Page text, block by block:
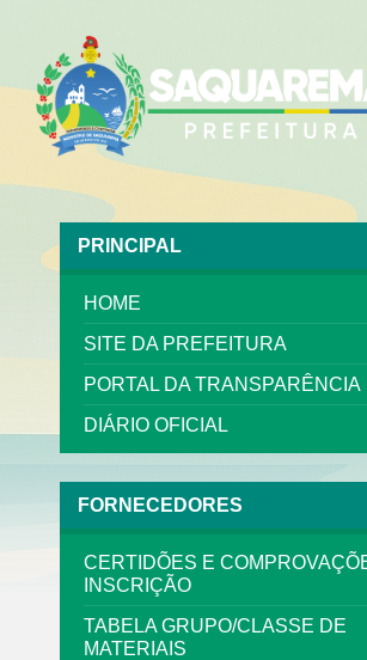
PRINCIPAL
HOME
SITE DA PREFEITURA
PORTAL DA TRANSPARÊNCIA
DIÁRIO OFICIAL
FORNECEDORES
CERTIDÕES E
INSCRIÇÃO
TABELA GRUPO/CLASSE DE
MATERIAIS